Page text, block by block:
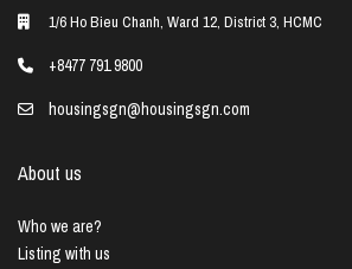
1/6 Ho Bieu Chanh, Ward 12, District 3, HCMC
+8477 791 9800
housingsgn@housingsgn.com
About us
Who we are?
Listing with us